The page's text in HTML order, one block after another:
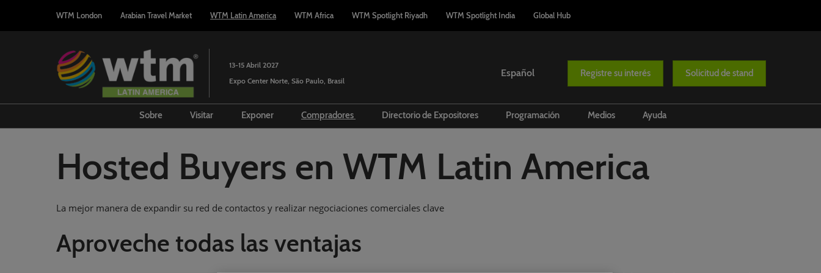
al
WTM London Arabian Travel Market WTM Latin America WTM Africa WTM Spotlight Riyadh WTM Spotlight India Global Hub
13-15 Abril 2027
Expo Center Norte, São Paulo, Brasil
Español
Español
Português
Registre su interés Solicitud de stand
Sobre
Entidades Aliadas
Consejo Consultivo
Comité de Diversidad - WTM
Latin America
Blog WTM
Visitar
Guía del visitante
Viaje Expo
Reservar alojamiento
Exponer
Gestione su Participación
Lead Manager App
Oportunidades gratuitas de
RR. PP.
Compradores
Hosted Buyers
Programa de Compradores
Directorio de Expositores Programación
Responsable
Diversity Route
Medios
Press Releases
Ayuda
Hosted Buyers en WTM Latin America
La mejor manera de expandir su red de contactos y realizar negociaciones comerciales clave
Aproveche todas las ventajas